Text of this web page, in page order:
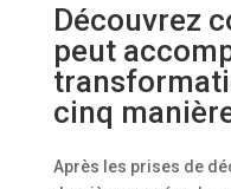
Découvrez
peut
cinq
Après les prises de